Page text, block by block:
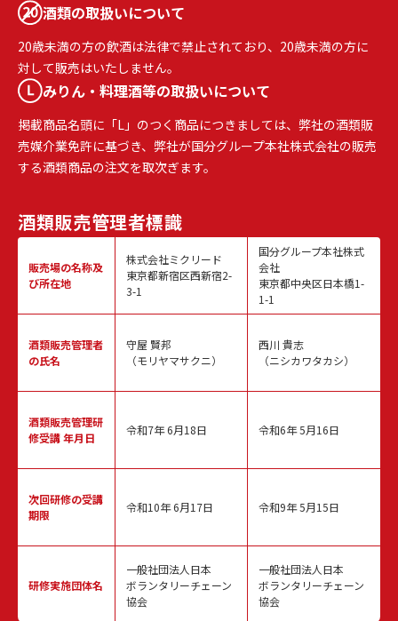
酒類の取扱いについて
20歳未満の方の飲酒は法律で禁止されており、20歳未満の方に
対して販売はいたしません。
みりん・料理酒等の取扱いについて
掲載商品名頭に「L」のつく商品につきましては、弊社の酒類販
売媒介業免許に基づき、弊社が国分グループ本社株式会社の販売
する酒類商品の注文を取次ぎます。
酒類販売管理者標識
販売場の名称及
び所在地
酒類販売管理者
の氏名
酒類販売管理研
修受講 年月日
次回研修の受講
期限
研修実施団体名
株式会社ミクリード
東京都新宿区西新宿2-
3-1
守屋 賢邦
（モリヤマサクニ）
令和7年 6月18日
令和10年 6月17日
一般社団法人日本
ボランタリーチェーン
協会
国分グループ本社株式
会社
東京都中央区日本橋1-
1-1
西川 貴志
（ニシカワタカシ）
令和6年 5月16日
令和9年 5月15日
一般社団法人日本
ボランタリーチェーン
協会